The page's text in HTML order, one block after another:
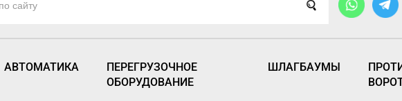
АВТОМАТИКА
ПЕРЕГРУЗОЧНОЕ
ОБОРУДОВАНИЕ
ШЛАГБАУМЫ